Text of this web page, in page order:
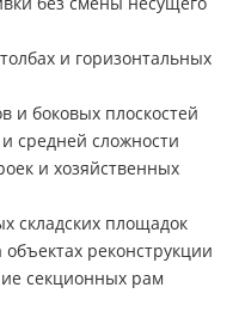
и горизонтальных
и боковых плоскостей
средней сложности
и хозяйственных
складских площадок
реконструкции
секционных рам